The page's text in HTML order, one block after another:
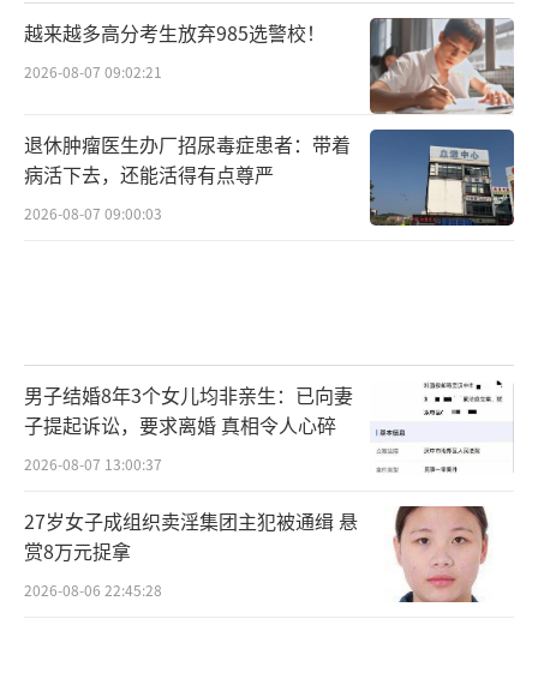
越来越多高分考生放弃985选警校！
2026-08-07 09:02:21
退休肿瘤医生办厂招尿毒症患者：带着
病活下去，还能活得有点尊严
2026-08-07 09:00:03
男子结婚8年3个女儿均非亲生：已向妻
子提起诉讼，要求离婚 真相令人心碎
2026-08-07 13:00:37
27岁女子成组织卖淫集团主犯被通缉 悬
赏8万元捉拿
2026-08-06 22:45:28